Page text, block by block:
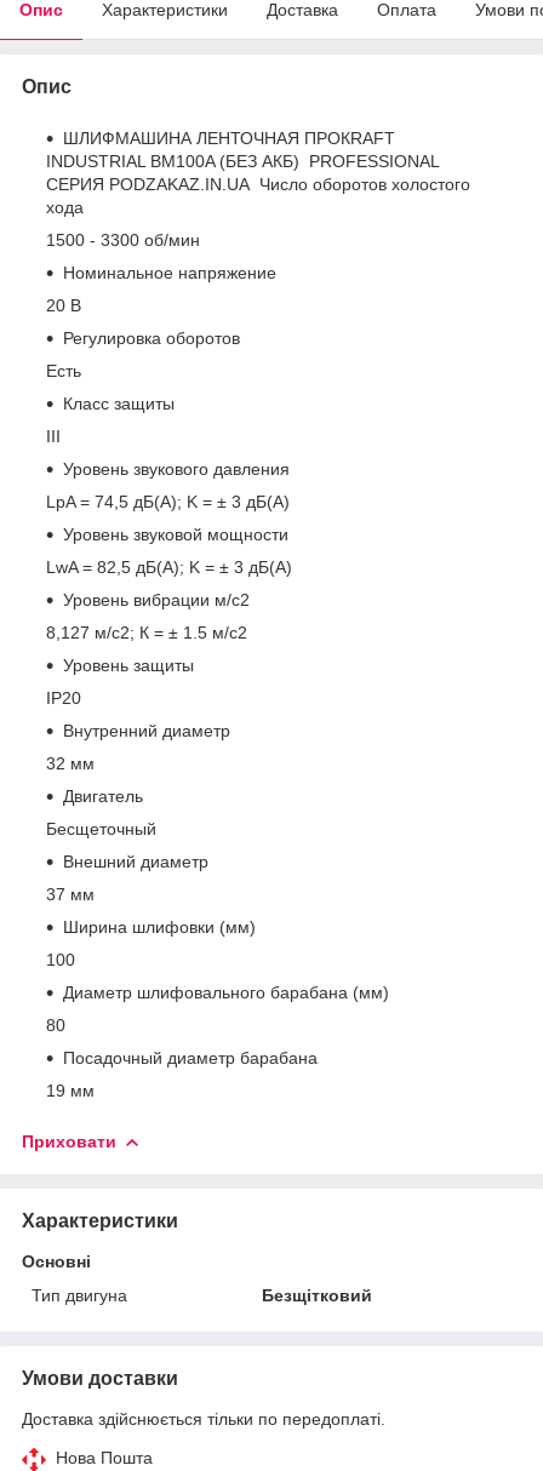
Опис Характеристики Доставка Оплата Умови
Опис
ШЛИФМАШИНА ЛЕНТОЧНАЯ ПРОКRAFT
INDUSTRIAL BM100A (БЕЗ АКБ) PROFESSIONAL
СЕРИЯ PODZAKAZ.IN.UA Число оборотов холостого
хода
1500 - 3300 об/мин
Номинальное напряжение
20 В
Регулировка оборотов
Есть
Класс защиты
III
Уровень звукового давления
LpA = 74,5 дБ(А); K = ± 3 дБ(А)
Уровень звуковой мощности
LwA = 82,5 дБ(А); K = ± 3 дБ(А)
Уровень вибрации м/с2
8,127 м/с2; К = ± 1.5 м/с2
Уровень защиты
IP20
Внутренний диаметр
32 мм
Двигатель
Бесщеточный
Внешний диаметр
37 мм
Ширина шлифовки (мм)
100
Диаметр шлифовального барабана (мм)
80
Посадочный диаметр барабана
19 мм
Приховати
Характеристики
Основні
Тип двигуна
Безщітковий
Умови доставки
Доставка здійснюється тільки по передоплаті.
Нова Пошта